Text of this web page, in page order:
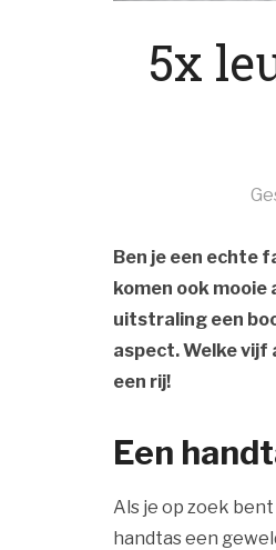
5x
Ben je een echte
komen ook mooie
uitstraling een
aspect. Welke vijf
een rij!
Een
Als je op zoek
handtas een